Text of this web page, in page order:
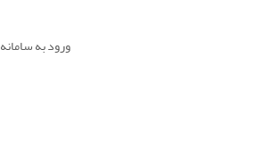
ورود به سامانه